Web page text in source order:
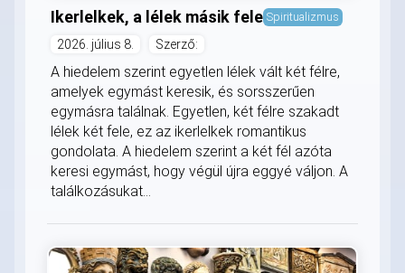
Ikerlelkek, a lélek másik fele Spiritualizmus
2026. július 8. Szerző:
A hiedelem szerint egyetlen lélek vált két félre,
amelyek egymást keresik, és sorsszerűen
egymásra találnak. Egyetlen, két félre szakadt
lélek két fele, ez az ikerlelkek romantikus
gondolata. A hiedelem szerint a két fél azóta
keresi egymást, hogy végül újra eggyé váljon. A
találkozásukat...